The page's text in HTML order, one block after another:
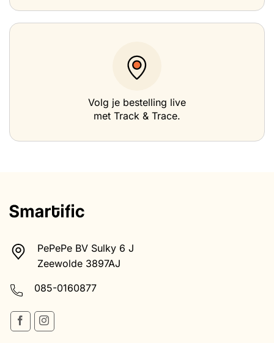
Volg je bestelling live
met Track & Trace.
PePePe BV Sulky 6 J
Zeewolde 3897AJ
085-0160877